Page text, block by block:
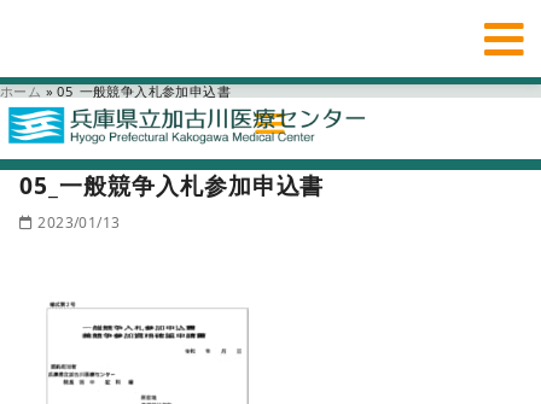
ホーム » 05_一般競争入札参加申込書
05_一般競争入札参加申込書
2023/01/13